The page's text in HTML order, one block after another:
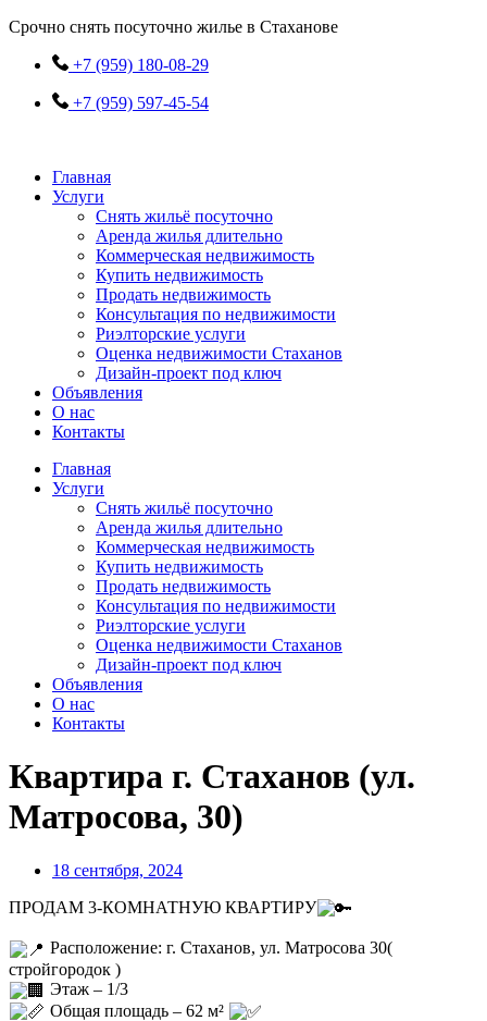
Перейти
содержимому
Срочно снять посуточно жилье в Стаханове
+7 (959) 180-08-29
+7 (959) 597-45-54
Главная
Услуги
Снять жильё посуточно
Аренда жилья длительно
Коммерческая недвижимость
Купить недвижимость
Продать недвижимость
Консультация по недвижимости
Риэлторские услуги
Оценка недвижимости Стаханов
Дизайн-проект под ключ
Объявления
О нас
Контакты
Главная
Услуги
Снять жильё посуточно
Аренда жилья длительно
Коммерческая недвижимость
Купить недвижимость
Продать недвижимость
Консультация по недвижимости
Риэлторские услуги
Оценка недвижимости Стаханов
Дизайн-проект под ключ
Объявления
О нас
Контакты
Квартира г. Стаханов (ул.
Матросова, 30)
18 сентября, 2024
ПРОДАМ 3-КОМНАТНУЮ КВАРТИРУ
Расположение: г. Стаханов, ул. Матросова 30(
стройгородок )
Этаж – 1/3
Общая площадь – 62 м²